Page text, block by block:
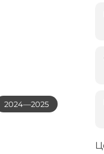
2024—2025